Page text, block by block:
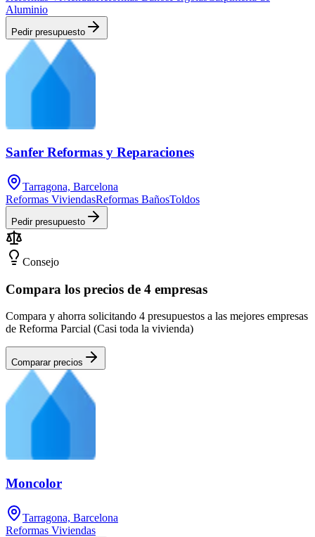
Aluminio
Pedir presupuesto
Sanfer Reformas y Reparaciones
Tarragona, Barcelona
Reformas ViviendasReformas BañosToldos
Pedir presupuesto
Consejo
Compara los precios de 4 empresas
Compara y ahorra solicitando 4 presupuestos a las mejores empresas
de Reforma Parcial (Casi toda la vivienda)
Comparar precios
Moncolor
Tarragona, Barcelona
Reformas Viviendas